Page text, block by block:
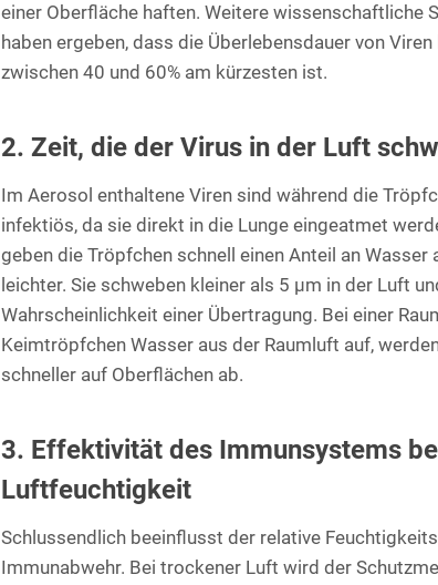
einer Oberfläche haften. Weitere wissenschaftliche
haben ergeben, dass die Überlebensdauer von
zwischen 40 und 60% am kürzesten ist.
2. Zeit, die der Virus in der Luft
Im Aerosol enthaltene Viren sind während die
infektiös, da sie direkt in die Lunge eingeatmet
geben die Tröpfchen schnell einen Anteil an
leichter. Sie schweben kleiner als 5 µm in der Luft
Wahrscheinlichkeit einer Übertragung. Bei einer
Keimtröpfchen Wasser aus der Raumluft auf,
schneller auf Oberflächen ab.
3. Effektivität des Immunsystems
Luftfeuchtigkeit
Schlussendlich beeinflusst der relative
Immunabwehr. Bei trockener Luft wird der